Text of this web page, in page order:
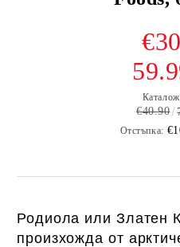
€40.90
Отстъпка:
Родиола или Златен
произхожда от